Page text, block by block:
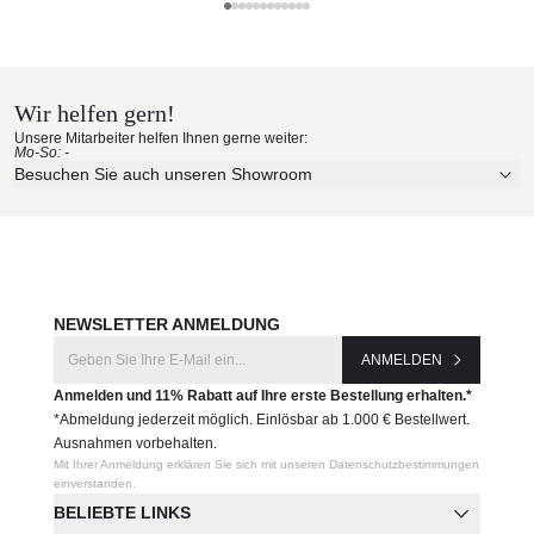
Erleben Sie unsere Stoffe und Materialien ganz in Ruhe in
Ihren eigenen vier Wänden.
Aktuelle Originalstoffe des Herstellers
Wir helfen gern!
Unsere Mitarbeiter helfen Ihnen gerne weiter:
Mo-So: -
Besuchen Sie auch unseren Showroom
BELIEBTE LINKS
NEWSLETTER ANMELDUNG
ANMELDEN
Anmelden und 11% Rabatt auf Ihre erste Bestellung erhalten.*
*Abmeldung jederzeit möglich. Einlösbar ab 1.000 € Bestellwert.
Ausnahmen vorbehalten.
Mit Ihrer Anmeldung erklären Sie sich mit unseren Datenschutzbestimmungen
einverstanden.